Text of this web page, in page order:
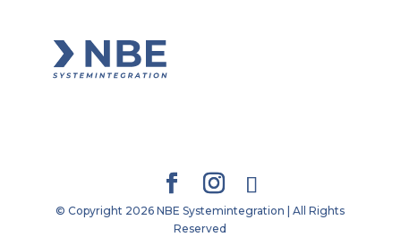
© Copyright 2026 NBE Systemintegration | All Rights
Reserved